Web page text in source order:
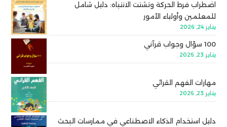
اضطراب فرط الحركة وتشتت الانتباه: دليل شامل
للمعلمين وأولياء الأمور
يناير 24, 2026
100 سؤال وجواب قرآني
يناير 23, 2026
مهارات الفهم القرائي
يناير 23, 2026
دليل استخدام الذكاء الاصطناعي في ممارسات البحث